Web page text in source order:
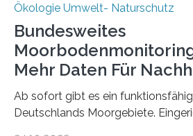
Ökologie Umwelt- Naturschutz
Bundesweites
Mehr Daten Für
Ab sofort gibt es ein
Deutschlands Moorgebiete.